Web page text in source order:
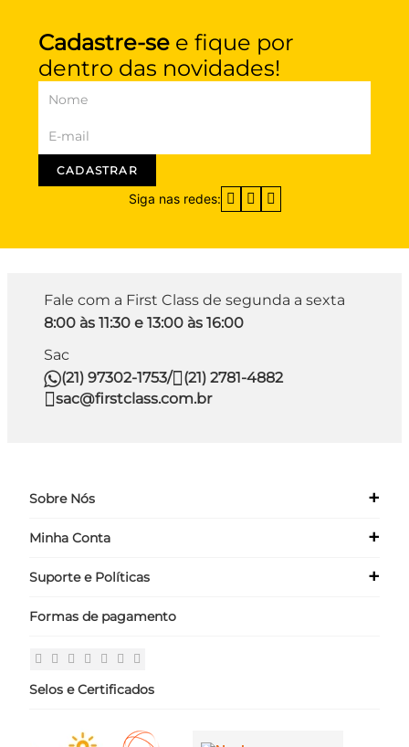
Cadastre-se e fique por
dentro das novidades!
CADASTRAR
Siga nas redes:
Fale com a First Class de segunda a sexta
8:00 às 11:30 e 13:00 às 16:00
Sac
(21) 97302-1753/
(21) 2781-4882
sac@firstclass.com.br
Sobre Nós +
Quem Somos
Minha Conta +
Meus Dados
Suporte e Políticas +
Políticas
Fale Conosco
Formas de pagamento
Selos e Certificados